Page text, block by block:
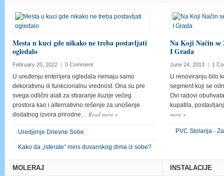
Mesta u kuci gde nikako ne treba postavljati
ogledalo
February 20, 2022 | 0 Comment
U uređenju enterijera ogledala nemaju samo
dekorativnu ili funkcionalnu vrednost. Ona su pre
svega odlični alati za stvaranje iluzije većeg
prostora kao i alternativno rešenje za unošenje
dodatnog izvora prirodne… Read more »
Uredjenje Dnevne Sobe
Kako da „isterate“ miris duvanskog dima iz sobe?
Na Koji Način
I Grada
June 24, 2013 | 1
U renoviranju bilo
segment koji se
Ovi radovi
kupatila,
more »
PVC Stolarija -
MOLERAJ INSTALACIJE